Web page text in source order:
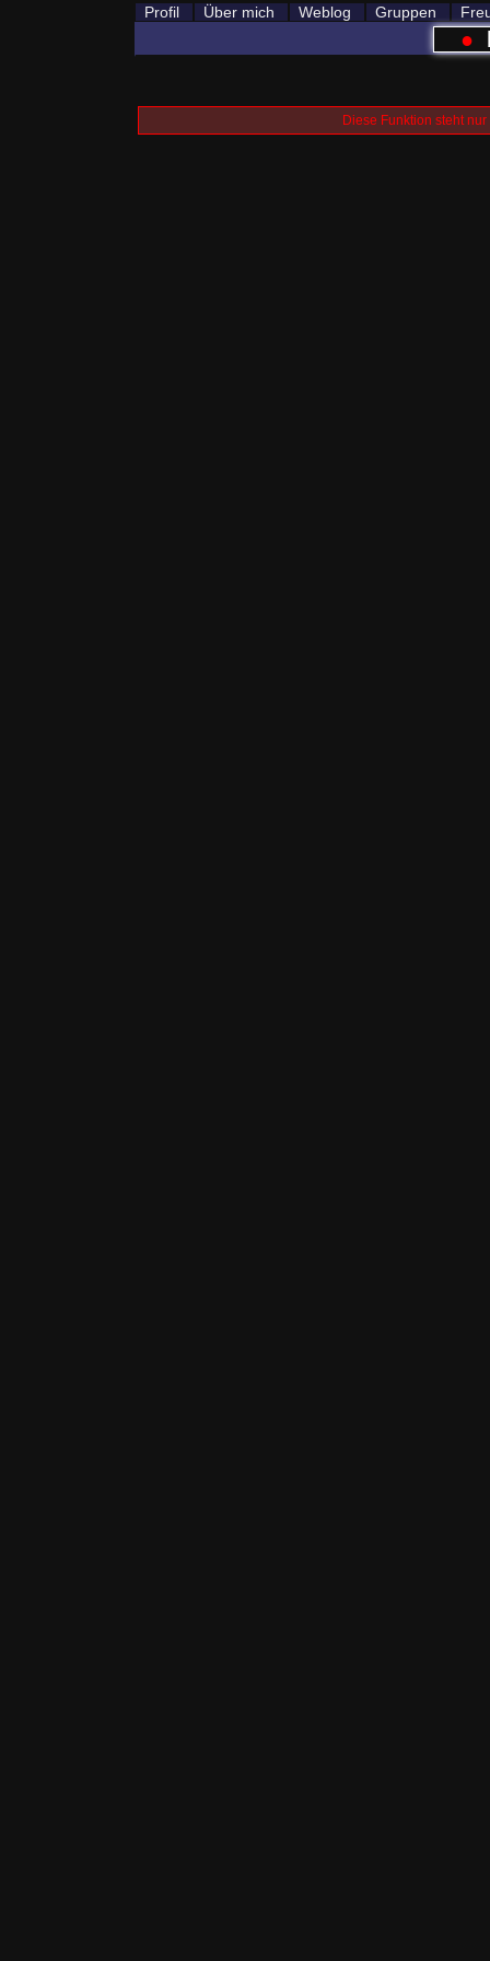
Profil Über mich Weblog Gruppen
●
Diese Funktion steht